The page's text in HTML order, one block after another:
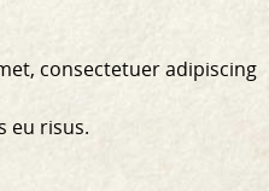
consectetuer adipiscing
eu risus.